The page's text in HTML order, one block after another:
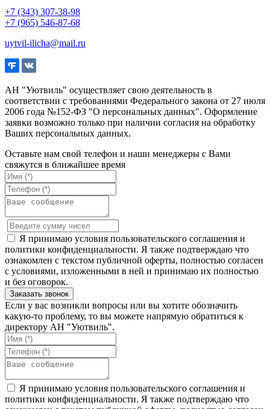
+7 (343) 307-38-98
+7 (965) 546-87-68
uytvil-ilicha@mail.ru
АН "Уютвиль" осуществляет свою деятельность в
соответствии с требованиями Федерального закона от 27 июля
2006 года №152-ФЗ "О персональных данных". Оформление
заявки возможно только при наличии согласия на обработку
Ваших персональных данных.
Оставьте нам свой телефон и наши менеджеры с Вами
свяжутся в ближайшее время
Я принимаю условия пользовательского соглашения и
политики конфиденциальности. Я также подтверждаю что
ознакомлен с текстом публичной оферты, полностью согласен
с условиями, изложенными в ней и принимаю их полностью
и без оговорок.
Если у вас возникли вопросы или вы хотите обозначить
какую-то проблему, то вы можете напрямую обратиться к
директору АН "Уютвиль".
Я принимаю условия пользовательского соглашения и
политики конфиденциальности. Я также подтверждаю что